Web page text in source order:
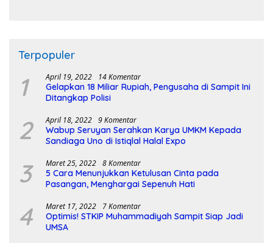
Terpopuler
1 April 19, 2022 14 Komentar
Gelapkan 18 Miliar Rupiah, Pengusaha di Sampit Ini
Ditangkap Polisi
2 April 18, 2022 9 Komentar
Wabup Seruyan Serahkan Karya UMKM Kepada
Sandiaga Uno di Istiqlal Halal Expo
3 Maret 25, 2022 8 Komentar
5 Cara Menunjukkan Ketulusan Cinta pada
Pasangan, Menghargai Sepenuh Hati
4 Maret 17, 2022 7 Komentar
Optimis! STKIP Muhammadiyah Sampit Siap Jadi
UMSA